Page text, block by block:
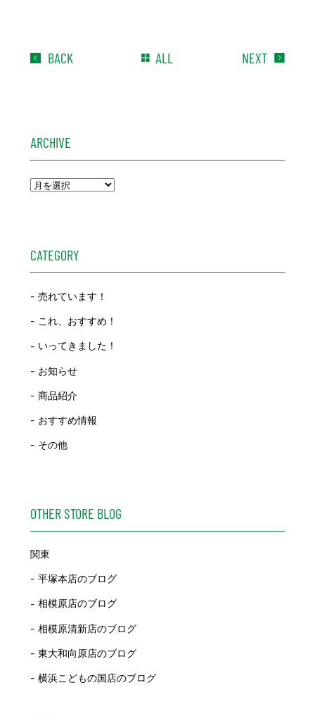
BACK ALL NEXT
ARCHIVE
CATEGORY
売れています！
これ、おすすめ！
いってきました！
お知らせ
商品紹介
おすすめ情報
その他
OTHER STORE BLOG
関東
平塚本店のブログ
相模原店のブログ
相模原清新店のブログ
東大和向原店のブログ
横浜こどもの国店のブログ